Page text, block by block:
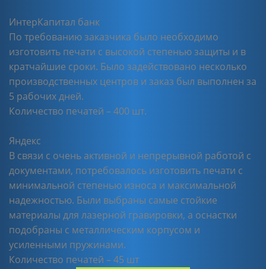
ИнтерКапитал банк
По требованию заказчика было необходимо
изготовить печати с высокой степенью защиты и в
кратчайшие сроки. Было задействовано несколько
производственных центров и заказ был выполнен за
5 рабочих дней.
Количество печатей – 400 шт.
Яндекс
В связи с очень активной и непрерывной работой с
документами, потребовалось изготовить печати с
минимальной степенью износа и максимальной
надежностью. Были выбраны самые стойкие
материалы для лазерной гравировки, а оснастки
подобраны с металлическим корпусом и
усиленными пружинами.
Количество печатей – 45 шт